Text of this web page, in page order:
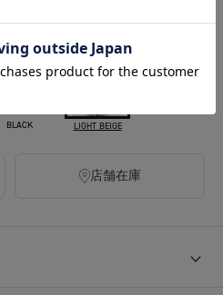
カラー
BLACK LIGHT BEIGE
店舗在庫